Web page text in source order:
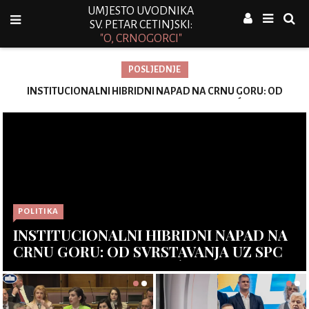
UMJESTO UVODNIKA
SV. PETAR CETINJSKI:
"O, CRNOGORCI"
POSLJEDNJE
Vujović: Rekonstrukcija Vlade potvrdila da je Mandić najuticajniji
POLITIKA
INSTITUCIONALNI HIBRIDNI NAPAD NA
CRNU GORU: OD SVRSTAVANJA UZ SPC
DO REVIZIJE ISTORIJE, ĆUTANJA
TUŽILAŠTVA I KAPITULACIJE OPOZICIJE